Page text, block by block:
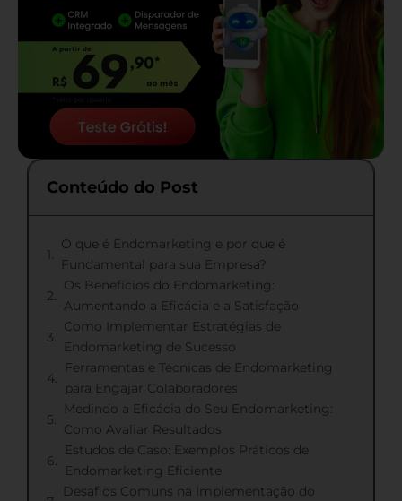
Conteúdo do Post
O que é Endomarketing e por que é
Fundamental para sua Empresa?
Os Benefícios do Endomarketing:
Aumentando a Eficácia e a Satisfação
Como Implementar Estratégias de
Endomarketing de Sucesso
Ferramentas e Técnicas de Endomarketing
para Engajar Colaboradores
Medindo a Eficácia do Seu Endomarketing:
Como Avaliar Resultados
Estudos de Caso: Exemplos Práticos de
Endomarketing Eficiente
Desafios Comuns na Implementação do